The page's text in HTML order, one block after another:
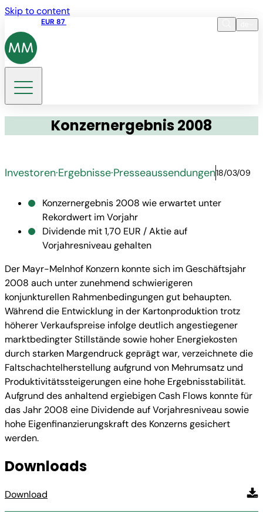
Skip to content
EUR 87
Konzernergebnis 2008
Investoren·Ergebnisse·Presseaussendungen18/03/09
Konzernergebnis 2008 wie erwartet unter
Rekordwert im Vorjahr
Dividende mit 1,70 EUR / Aktie auf
Vorjahresniveau gehalten
Der Mayr-Melnhof Konzern konnte sich im Geschäftsjahr
2008 auch unter zunehmend schwierigeren
konjunkturellen Rahmenbedingungen gut behaupten.
Während die Entwicklung in der Kartonproduktion trotz
höherer Verkaufspreise infolge deutlich angestiegener
marktbedingter Stillstände sowie hoher Energiekosten
durch starken Margendruck geprägt war, verzeichnete die
Faltschachtelherstellung aufgrund von Mehrumsatz und
Produktivitätssteigerungen eine hohe Ergebnisstabilität.
Aufgrund des anhaltend ergiebigen Cash Flows konnte für
das Jahr 2008 eine Dividende auf Vorjahresniveau sowie
hohe Eigenfinanzierungskraft des Konzerns gesichert
werden.
Downloads
Download